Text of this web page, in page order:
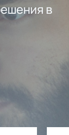
в